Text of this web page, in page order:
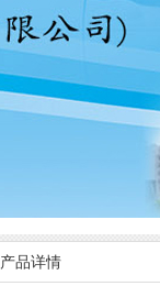
产品详情